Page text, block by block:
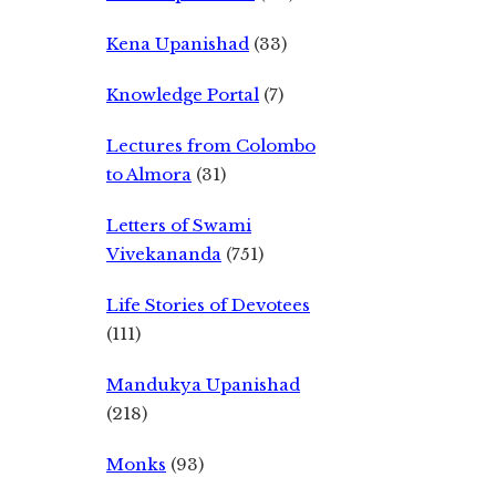
Kena Upanishad (33)
Knowledge Portal (7)
Lectures from Colombo
to Almora (31)
Letters of Swami
Vivekananda (751)
Life Stories of Devotees
(111)
Mandukya Upanishad
(218)
Monks (93)